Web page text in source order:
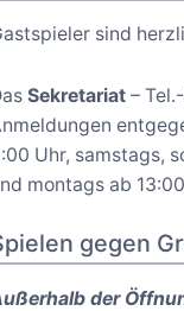
sind
Sekretariat –
Uhr, samstags,
montags ab
gegen
der